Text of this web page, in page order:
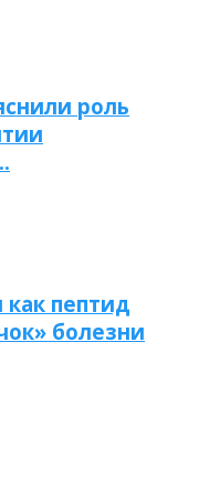
роль
пептид
болезни